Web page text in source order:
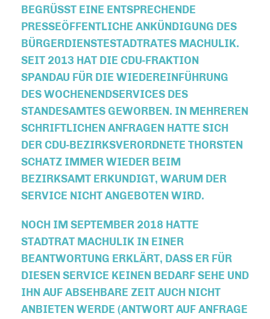
BEGRÜSST EINE ENTSPRECHENDE P
RESSEÖFFENTLICHE ANKÜNDIGUNG DES B
ÜRGERDIENSTESTADTRATES MACHULIK. S
EIT 2013 HAT DIE CDU-FRAKTION S
PANDAU FÜR DIE WIEDEREINFÜHRUNG D
ES WOCHENENDSERVICES DES S
TANDESAMTES GEWORBEN. IN MEHREREN S
CHRIFTLICHEN ANFRAGEN HATTE SICH D
ER CDU-BEZIRKSVERORDNETE THORSTEN S
CHATZ IMMER WIEDER BEIM B
EZIRKSAMT ERKUNDIGT, WARUM DER S
ERVICE NICHT ANGEBOTEN WIRD.
NOCH IM SEPTEMBER 2018 HATTE
STADTRAT MACHULIK IN EINER
BEANTWORTUNG ERKLÄRT, DASS ER FÜR
DIESEN SERVICE KEINEN BEDARF SEHE UND
IHN AUF ABSEHBARE ZEIT AUCH NICHT
ANBIETEN WERDE (ANTWORT AUF ANFRAGE